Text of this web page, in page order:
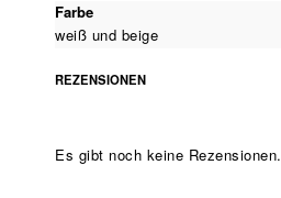
Farbe
weiß und beige
REZENSIONEN
Es gibt noch keine Rezensionen.